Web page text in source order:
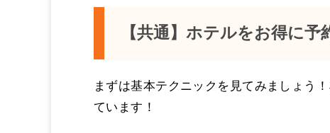
【共通】ホテルをお得に
まずは基本テクニックを見てみましょう
ています！